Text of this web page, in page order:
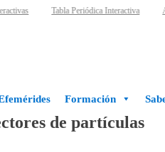
Tabla Periódica Interactiva
Formación
de partículas